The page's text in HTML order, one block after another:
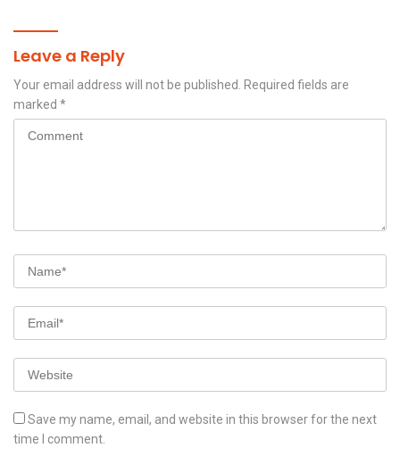
Leave a Reply
Your email address will not be published.
Required fields are
marked *
Save my name, email, and website in this browser for the next
time I comment.